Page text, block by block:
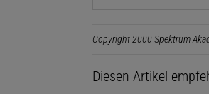
Copyright 2000 Spektrum
Diesen Artikel